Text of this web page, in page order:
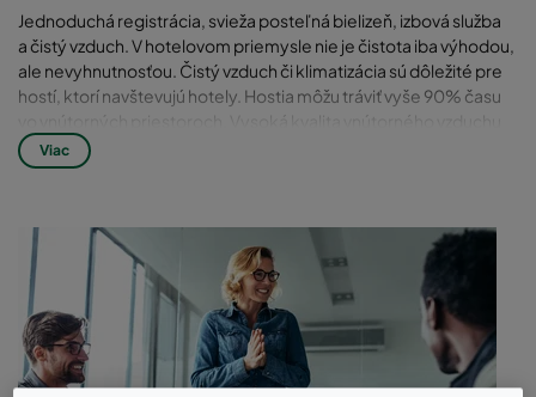
Jednoduchá registrácia, svieža posteľná bielizeň, izbová služba
a čistý vzduch. V hotelovom priemysle nie je čistota iba výhodou,
ale nevyhnutnosťou. Čistý vzduch či klimatizácia sú dôležité pre
hostí, ktorí navštevujú hotely. Hostia môžu tráviť vyše 90% času
vo vnútorných priestoroch. Vysoká kvalita vnútorného vzduchu
(IAQ) môže priniesť hotelu dobrú povesť, a to najmä vo vysoko
znečistených mestách.
Výzvy pre hotely v oblasti čistého
vzduchu
Nepretržité plynutie tuhých, chemických, plynných a iných
znečisťujúcich látok z vonkajšieho priestoru do chodieb a
priamo do izieb pre hostí.
Zápach čistiacich prostriedkov, dymu, ktoré spôsobujú
Viac